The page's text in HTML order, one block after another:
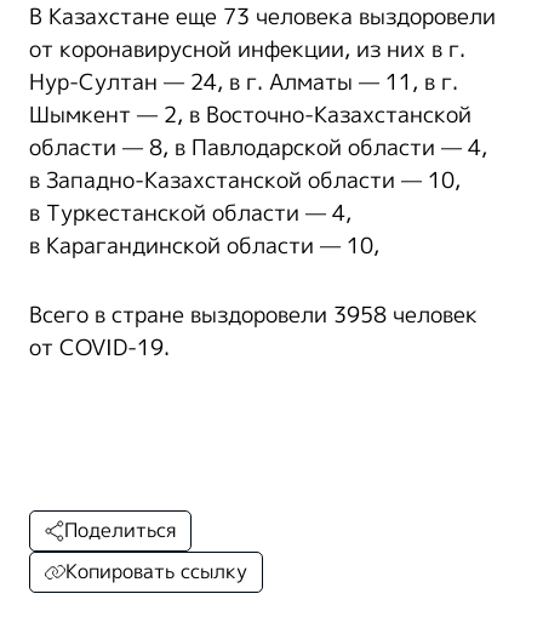
В Казахстане еще 73 человека выздоровели
от коронавирусной инфекции, из них в г.
Нур-Султан — 24, в г. Алматы — 11, в г.
Шымкент — 2, в Восточно-Казахстанской
области — 8, в Павлодарской области — 4,
в Западно-Казахстанской области — 10,
в Туркестанской области — 4,
в Карагандинской области — 10,
Всего в стране выздоровели 3958 человек
от COVID-19.
Поделиться
Копировать ссылку